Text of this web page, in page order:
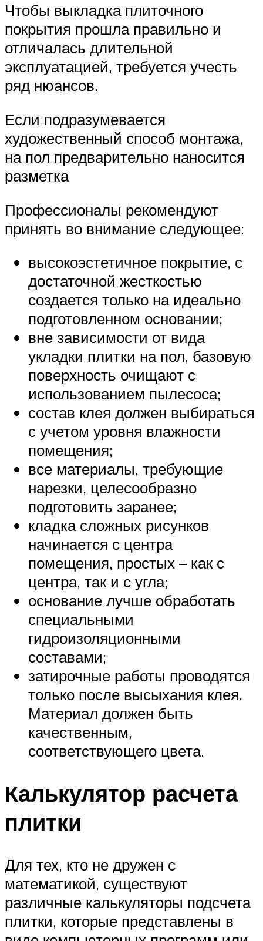
Чтобы выкладка плиточного
покрытия прошла правильно и
отличалась длительной
эксплуатацией, требуется учесть
ряд нюансов.
Если подразумевается
художественный способ монтажа,
на пол предварительно наносится
разметка
Профессионалы рекомендуют
принять во внимание следующее:
высокоэстетичное покрытие, с
достаточной жесткостью
создается только на идеально
подготовленном основании;
вне зависимости от вида
укладки плитки на пол, базовую
поверхность очищают с
использованием пылесоса;
состав клея должен выбираться
с учетом уровня влажности
помещения;
все материалы, требующие
нарезки, целесообразно
подготовить заранее;
кладка сложных рисунков
начинается с центра
помещения, простых – как с
центра, так и с угла;
основание лучше обработать
специальными
гидроизоляционными
составами;
затирочные работы проводятся
только после высыхания клея.
Материал должен быть
качественным,
соответствующего цвета.
Калькулятор расчета
плитки
Для тех, кто не дружен с
математикой, существуют
различные калькуляторы подсчета
плитки, которые представлены в